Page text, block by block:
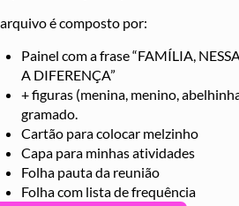
é composto por:
Painel com a frase “FAMÍLIA,
A DIFERENÇA”
+ figuras (menina, menino,
gramado.
Cartão para colocar melzinho
Capa para minhas atividades
Folha pauta da reunião
Folha com lista de frequência